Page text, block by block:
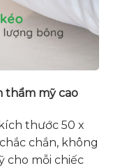
thẩm mỹ cao
thước 50 x
chắn, không
cho mỗi chiếc